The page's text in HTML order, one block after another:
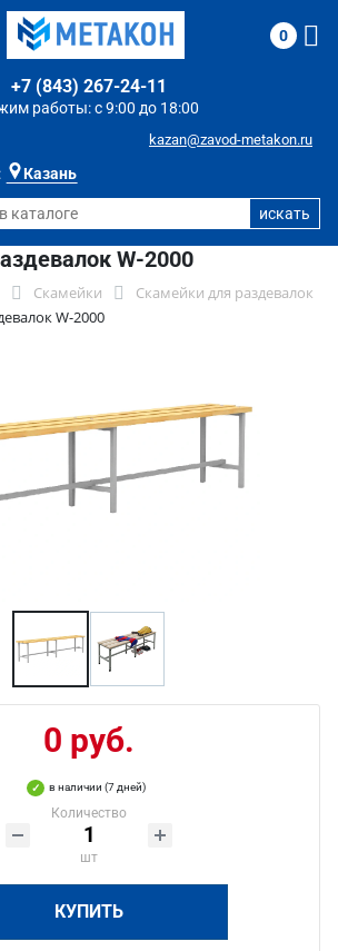
Казань
работы: с 9:00 до 18:00
+7 (843) 267-24-11
kazan@zavod-metakon.ru
0
W-2000
Скамейки
Скамейки для раздевалок
W-2000
0 руб.
в наличии (7 дней)
Количество
шт
КУПИТЬ